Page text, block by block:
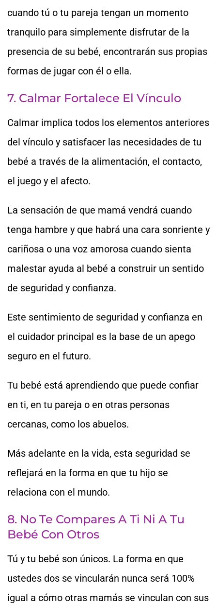
cuando tú o tu pareja tengan un momento
tranquilo para simplemente disfrutar de la
presencia de su bebé, encontrarán sus propias
formas de jugar con él o ella.
7. Calmar Fortalece El Vínculo
Calmar implica todos los elementos anteriores
del vínculo y satisfacer las necesidades de tu
bebé a través de la alimentación, el contacto,
el juego y el afecto.
La sensación de que mamá vendrá cuando
tenga hambre y que habrá una cara sonriente y
cariñosa o una voz amorosa cuando sienta
malestar ayuda al bebé a construir un sentido
de seguridad y confianza.
Este sentimiento de seguridad y confianza en
el cuidador principal es la base de un apego
seguro en el futuro.
Tu bebé está aprendiendo que puede confiar
en ti, en tu pareja o en otras personas
cercanas, como los abuelos.
Más adelante en la vida, esta seguridad se
reflejará en la forma en que tu hijo se
relaciona con el mundo.
8. No Te Compares A Ti Ni A Tu
Bebé Con Otros
Tú y tu bebé son únicos. La forma en que
ustedes dos se vincularán nunca será 100%
igual a cómo otras mamás se vinculan con sus